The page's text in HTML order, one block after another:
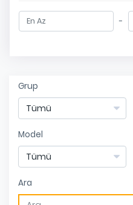
-
Grup
Model
Ara